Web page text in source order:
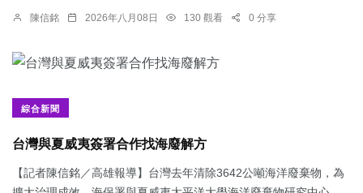
陳信銘 2026年八月08日 130 觀看 0 分享
綜合新聞
台灣與夏威夷簽署合作找海廢解方
【記者陳信銘／高雄報導】台灣去年清除3642公噸海洋廢棄物，為